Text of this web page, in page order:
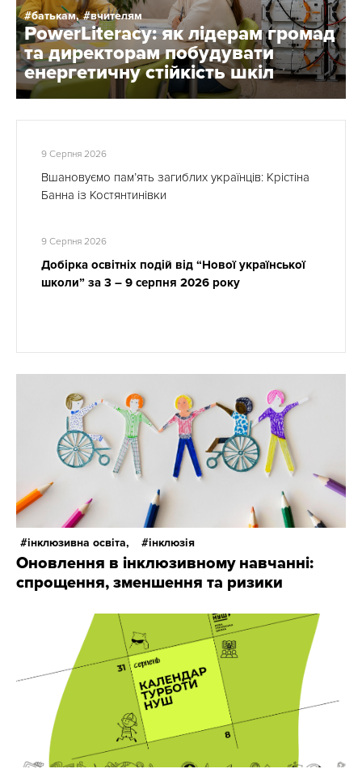
батькам, вчителям
PowerLiteracy: як лідерам громад
та директорам побудувати
енергетичну стійкість шкіл
9 Серпня 2026
Вшановуємо пам’ять загиблих українців: Крістіна
Банна із Костянтинівки
9 Серпня 2026
Добірка освітніх подій від “Нової української
школи” за 3 – 9 серпня 2026 року
інклюзивна освіта, інклюзія
Оновлення в інклюзивному навчанні:
спрощення, зменшення та ризики